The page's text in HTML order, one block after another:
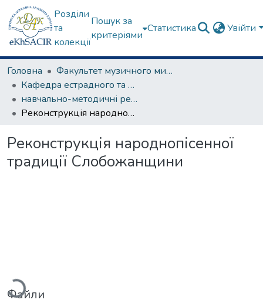
Розділи
та
колекції
Пошук за
критеріями
Статистика Увійти
Головна
Факультет музичного мистецтва
Кафедра естрадного та народного співу
навчально-методичні рекомендації, програми дисциплін
Реконструкція народнопісенної традиції Слобожанщини
Реконструкція народнопісенної
традиції Слобожанщини
Вантажиться...
Файли